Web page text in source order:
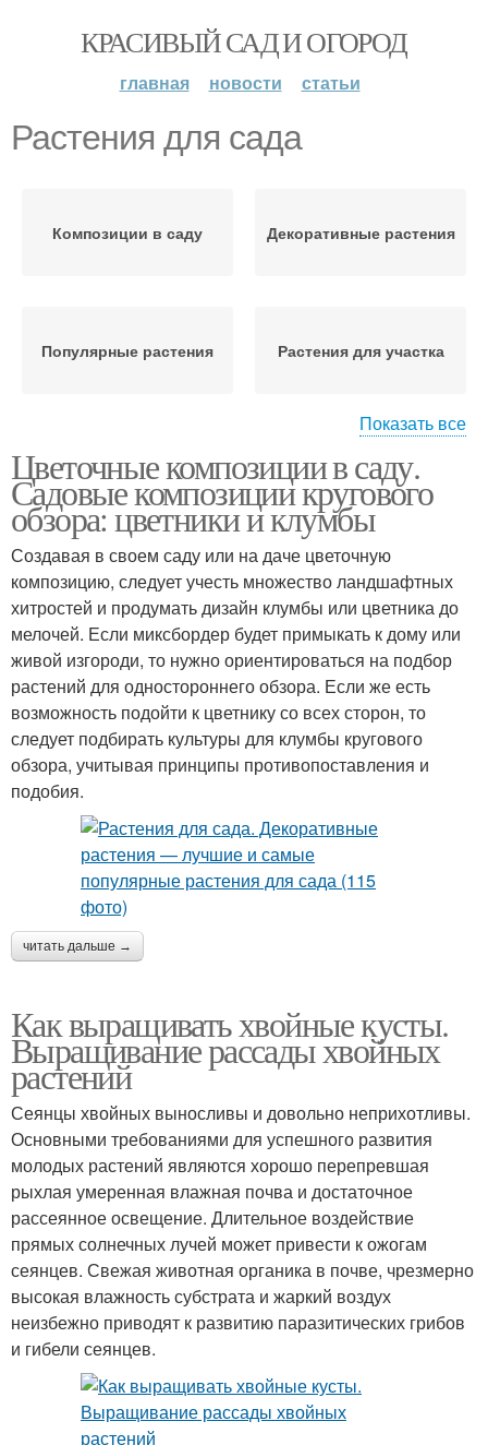
КРАСИВЫЙ САД И ОГОРОД
главная новости статьи
Растения для сада
Композиции в саду Декоративные растения
Популярные растения Растения для участка
Цвета в саду Хвойные растения
Показать все
Цветочные композиции в саду.
Садовые композиции кругового
обзора: цветники и клумбы
Создавая в своем саду или на даче цветочную
композицию, следует учесть множество ландшафтных
хитростей и продумать дизайн клумбы или цветника до
мелочей. Если миксбордер будет примыкать к дому или
живой изгороди, то нужно ориентироваться на подбор
растений для одностороннего обзора. Если же есть
возможность подойти к цветнику со всех сторон, то
следует подбирать культуры для клумбы кругового
обзора, учитывая принципы противопоставления и
подобия.
читать дальше →
Как выращивать хвойные кусты.
Выращивание рассады хвойных
растений
Сеянцы хвойных выносливы и довольно неприхотливы.
Основными требованиями для успешного развития
молодых растений являются хорошо перепревшая
рыхлая умеренная влажная почва и достаточное
рассеянное освещение. Длительное воздействие
прямых солнечных лучей может привести к ожогам
сеянцев. Свежая животная органика в почве, чрезмерно
высокая влажность субстрата и жаркий воздух
неизбежно приводят к развитию паразитических грибов
и гибели сеянцев.